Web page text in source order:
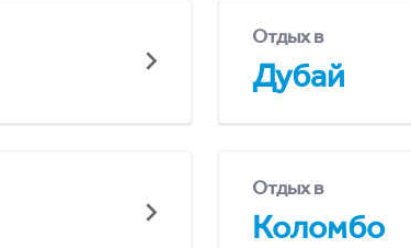
Отдых в
Дубай
Отдых в
Коломбо